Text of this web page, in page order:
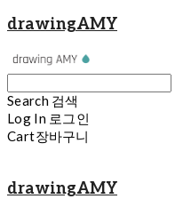
drawingAMY
Search 검색
Log In 로그인
Cart장바구니
drawingAMY